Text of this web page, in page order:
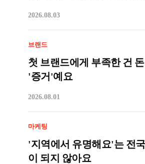
2026.08.03
브랜드
첫 브랜드에게 부족한 건
'증거'예요
2026.08.01
마케팅
'지역에서 유명해요'는 전
이 되지 않아요